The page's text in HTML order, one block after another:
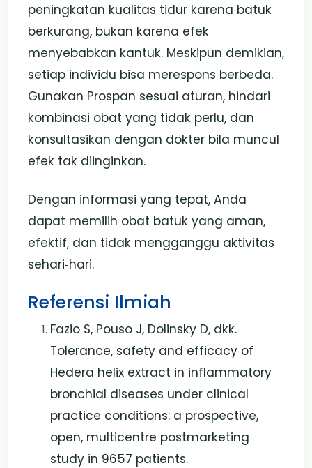
peningkatan kualitas tidur karena batuk
berkurang, bukan karena efek
menyebabkan kantuk. Meskipun demikian,
setiap individu bisa merespons berbeda.
Gunakan Prospan sesuai aturan, hindari
kombinasi obat yang tidak perlu, dan
konsultasikan dengan dokter bila muncul
efek tak diinginkan.
Dengan informasi yang tepat, Anda
dapat memilih obat batuk yang aman,
efektif, dan tidak mengganggu aktivitas
sehari‑hari.
Referensi Ilmiah
Fazio S, Pouso J, Dolinsky D, dkk.
Tolerance, safety and efficacy of
Hedera helix extract in inflammatory
bronchial diseases under clinical
practice conditions: a prospective,
open, multicentre postmarketing
study in 9657 patients.